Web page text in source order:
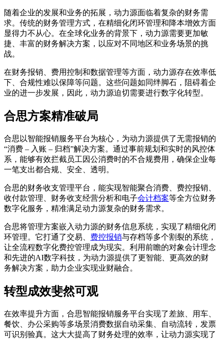
随着企业的发展和业务的拓展，动力源面临着复杂的财务需
求。传统的财务管理方式，在精细化闭环管理和降本增效方面
显得力不从心。在全球化业务的背景下，动力源需要更加敏
捷、丰富的财务解决方案，以应对不同地区和业务场景的挑
战。
在财务报销、费用控制和数据管理等方面，动力源存在效率低
下、合规性难以保障等问题。这些问题如同绊脚石，阻碍着企
业的进一步发展，因此，动力源迫切需要进行数字化转型。
合思方案精准破局
合思以智能报销服务平台为核心，为动力源提供了无需报销的
“消费 – 入账 – 归档”解决方案。通过事前规划和实时的风控体
系，能够有效拦截员工因公消费时的不合规费用，确保企业每
一笔支出都合规、安全、透明。
合思的财务收支管理平台，能实现智能聚合消费、费控报销、
收付款管理、财务收支经营分析和电子会计档案等全方位财务
数字化服务，精准满足动力源复杂的财务需求。
合思将管理方案嵌入动力源的财务信息系统，实现了精细化闭
环管理。它打通了交易、 费控报销与存档等多个割裂的系统，
让全流程数字化费控管理成为现实。利用前瞻的对象会计理念
和先进的AI数字科技，为动力源提供了更智能、更高效的财
务解决方案，助力企业实现业财融合。
转型成效斐然可观
在效率提升方面，合思智能报销服务平台实现了差旅、用车、
餐饮、办公采购等多场景消费数据自动采集、自动流转，发票
可识别验真。这大大提高了财务处理的效率，让动力源实现了